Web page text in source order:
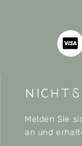
Melden Sie
an und